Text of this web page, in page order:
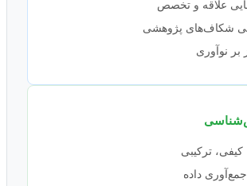
علاقه و تخصص
شکاف‌های پژوهشی
نوآوری
ترکیبی
داده